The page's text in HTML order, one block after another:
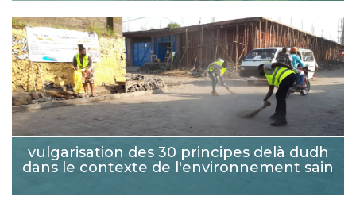
vulgarisation des 30 principes delà dudh
dans le contexte de l'environnement sain